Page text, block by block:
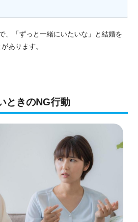
、「ずっと一緒にいたいな」と結婚を
あります。
ときのNG行動